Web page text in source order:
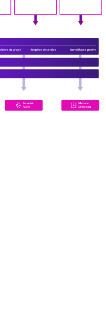
Menace
Détection
Sécurisé
Accès
du projet Requêtes sécurisées Surveillance passive